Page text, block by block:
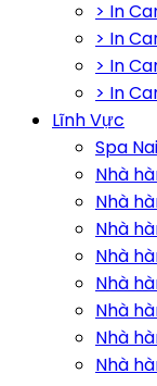
> In
> In
> In
> In
Lĩnh Vực
Spa
Nhà
Nhà
Nhà
Nhà
Nhà
Nhà
Nhà
Nhà